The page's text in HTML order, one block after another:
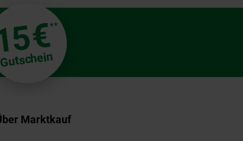
€**
Gutschein
Marktkauf